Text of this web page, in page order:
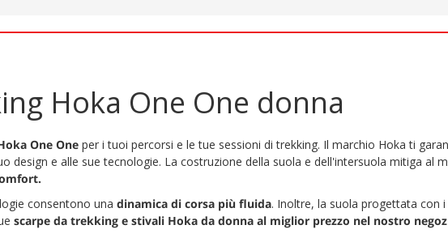
Hoka One One donna
One One per i tuoi percorsi e le tue sessioni di trekking. Il marchio Hoka ti
design e alle sue tecnologie. La costruzione della suola e dell'intersuola mitiga al
consentono una dinamica di corsa più fluida. Inoltre, la suola progettata con
scarpe da trekking e stivali Hoka da donna al miglior prezzo nel nostro